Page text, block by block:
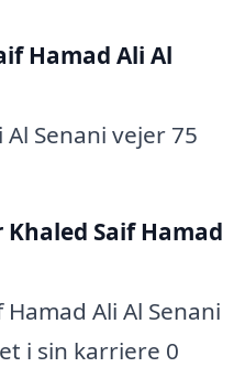
Hamad Ali Al
Senani vejer 75
Saif Hamad
Ali Al Senani
i sin karriere 0